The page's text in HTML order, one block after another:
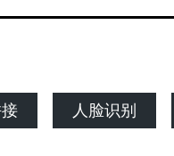
人脸识别